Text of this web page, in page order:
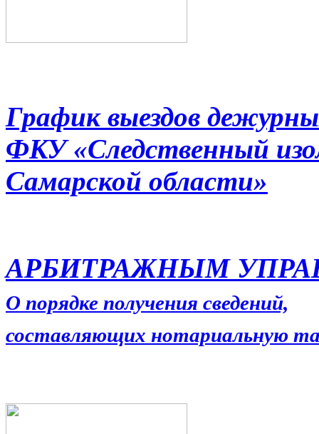
График выездов
ФКУ «Следственный
Самарской области»
АРБИТРАЖНЫМ
О порядке получения сведений,
составляющих нотариальную